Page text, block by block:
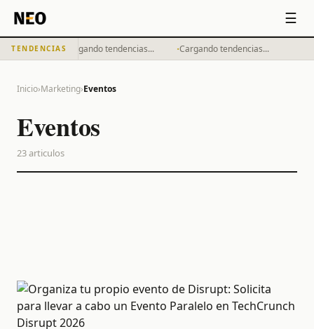
☰
TENDENCIAS
·Cargando tendencias... ·Cargando tendencias...
Inicio›Marketing›Eventos
Eventos
23articulos